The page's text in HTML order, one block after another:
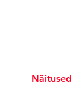
Näitused